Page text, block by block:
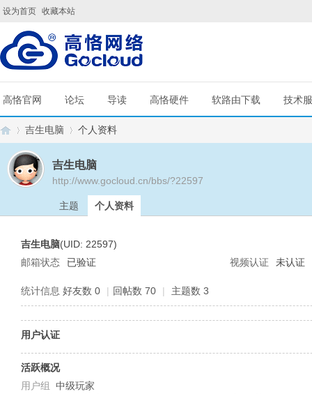
设为首页 收藏本站
高恪官网 论坛 导读 高恪硬件 软路由下载 技术
吉生电脑
›
个人资料
吉生电脑
http://www.gocloud.cn/bbs/?22597
主题 个人资料
吉生电脑(UID: 22597)
邮箱状态
已验证 视频认证 未认证
统计信息 好友数 0 | 回帖数 70 | 主题数 3
用户认证
活跃概况
用户组 中级玩家